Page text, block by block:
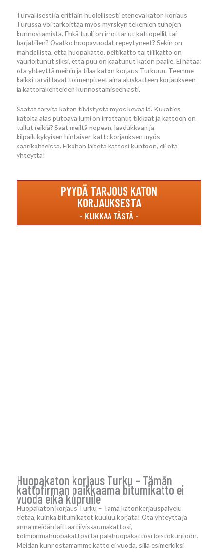
Turvallisesti ja erittäin huolellisesti etenevä katon korjaus
Turussa voi tarkoittaa myös myrskyn tekemien tuhojen
kunnostamista. Ehkä tuuli on irrottanut kattopellit tai
harjatiilen? Ovatko huopavuodat repeytyneet? Sekin on
mahdollista, että huopakatto, peltikatto tai tiilikatto on
vaurioitunut siksi, että puu on kaatunut katon päälle. Ei hätää:
ota yhteyttä meihin ja tilaa katon korjaus Turkuun. Teemme
kaikki tarvittavat toimenpiteet aina aluskatteen korjaukseen
ja kattorakenteiden kunnostamiseen asti.
Saatat tarvita katon tiivistystä myös keväällä. Kukaties
katolta alas putoava lumi on irrottanut tikkaat ja kattoon on
tullut reikiä? Saat meiltä nopean, laadukkaan ja
kilpailukykyisen hintaisen kattokorjauksen myös
saarikohteissa. Eiköhän laiteta kattosi kuntoon, eli ota
yhteyttä!
PYYDÄ TARJOUS KATON
KORJAUKSESTA
Huopakaton korjaus Turku – Tämän
kattofirman paikkaama bitumikatto ei
vuoda eikä kupruile
Huopakaton korjaus Turku – Tämä katonkorjauspalvelu
tietää, kuinka bitumikatot kuuluu korjata! Ota yhteyttä ja
anna meidän laittaa tiivissaumakattosi,
kolmiorimahuopakattosi tai palahuopakattosi loistokuntoon.
Meidän kunnostamamme katto ei vuoda, sillä esimerkiksi